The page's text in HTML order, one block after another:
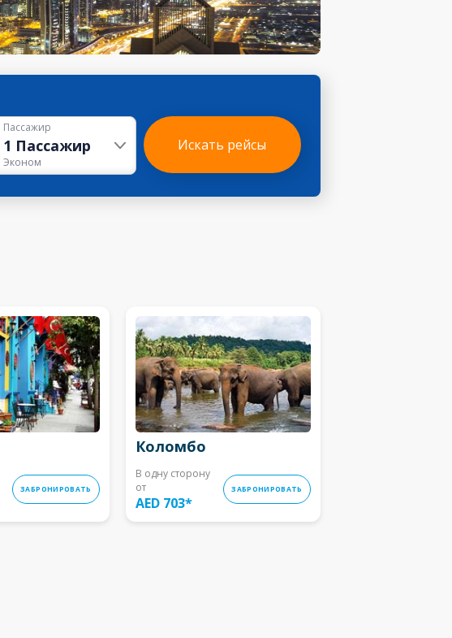
Пассажир
1 Пассажир
Эконом
Искать рейсы
ЗАБРОНИРОВАТЬ
Коломбо
В одну сторону
от
AED 703*
ЗАБРОНИРОВАТЬ